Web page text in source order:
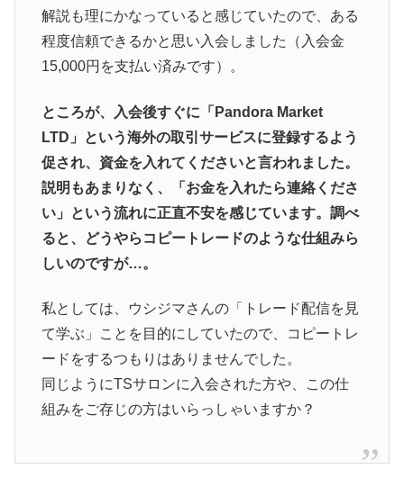
解説も理にかなっていると感じていたので、ある
程度信頼できるかと思い入会しました（入会金
15,000円を支払い済みです）。
ところが、入会後すぐに「Pandora Market
LTD」という海外の取引サービスに登録するよう
促され、資金を入れてくださいと言われました。
説明もあまりなく、「お金を入れたら連絡くださ
い」という流れに正直不安を感じています。調べ
ると、どうやらコピートレードのような仕組みら
しいのですが…。
私としては、ウシジマさんの「トレード配信を見
て学ぶ」ことを目的にしていたので、コピートレ
ードをするつもりはありませんでした。
同じようにTSサロンに入会された方や、この仕
組みをご存じの方はいらっしゃいますか？